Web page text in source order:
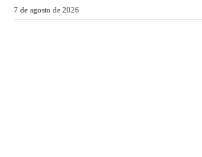
7 de agosto de 2026